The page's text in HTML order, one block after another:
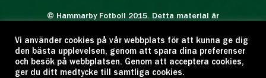
© Hammarby Fotboll 2015. Detta material är
Eftertryck eller annan kopiering är förbjuden.
Citera oss gärna men ange källan:
www.hammarbyfotboll.se. Ansvarig utgivare:
Vi använder cookies på vår webbplats för att kunna ge dig
den bästa upplevelsen, genom att spara dina preferenser
och besök på webbplatsen. Genom att acceptera cookies,
ger du ditt medtycke till samtliga cookies.